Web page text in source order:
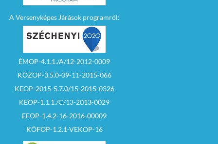
A Versenyképes Járások programról:
ÉMOP-4.1.1./A/12-2012-0009
KÖZOP-3.5.0-09-11-2015-066
KEOP-2015-5.7.0/15-2015-0326
KEOP-1.1.1./C/13-2013-0029
EFOP-1.4.2-16-2016-00009
KÖFOP-1.2.1-VEKOP-16